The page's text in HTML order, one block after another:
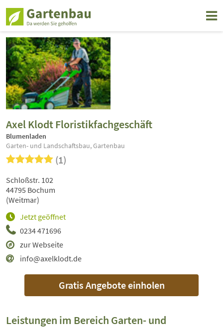
Axel Klodt Floristikfachgeschäft
Blumenladen
Garten- und Landschaftsbau, Gartenbau
(1)
0234 471696
zur Webseite
info@axelklodt.de
Jetzt geöffnet
Schloßstr. 102
44795 Bochum
(Weitmar)
Gratis Angebote einholen
Leistungen im Bereich Garten- und